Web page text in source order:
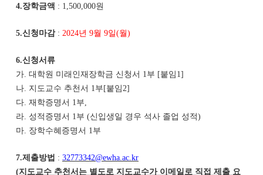
4.장학금액 : 1,500,000원
5.신청마감 : 2024년 9월 9일(월)
6.신청서류
가. 대학원 미래인재장학금 신청서 1부 [붙임1]
나. 지도교수 추천서 1부[붙임2]
다. 재학증명서 1부,
라. 성적증명서 1부 (신입생일 경우 석사 졸업 성적)
마. 장학수혜증명서 1부
7.제출방법 : 32773342@ewha.ac.kr
(지도교수 추천서는 별도로 지도교수가 이메일로 직접 제출 요